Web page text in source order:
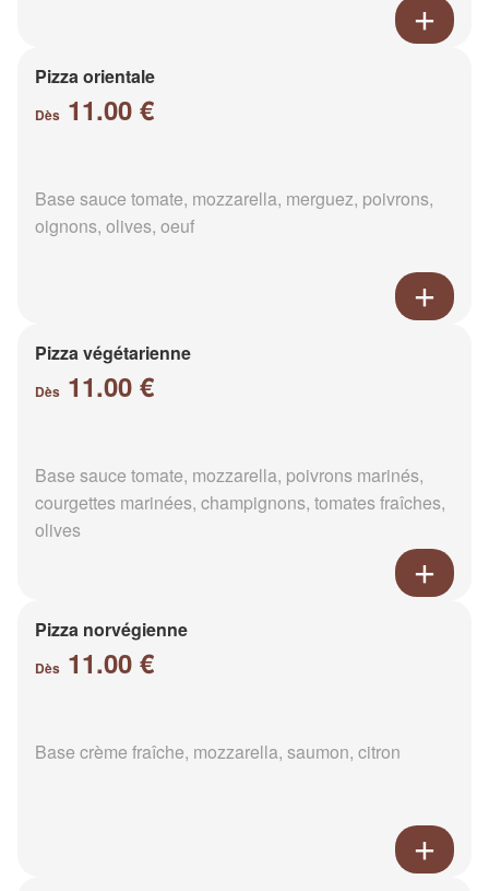
Pizza orientale
Dès 11.00 €
Base sauce tomate, mozzarella, merguez, poivrons,
oignons, olives, oeuf
Pizza végétarienne
Dès 11.00 €
Base sauce tomate, mozzarella, poivrons marinés,
courgettes marinées, champignons, tomates fraîches,
olives
Pizza norvégienne
Dès 11.00 €
Base crème fraîche, mozzarella, saumon, citron